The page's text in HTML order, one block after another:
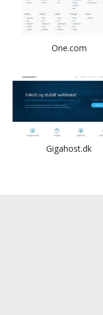
One.com
Gigahost.dk